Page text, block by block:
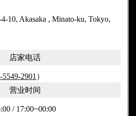
10, Akasaka , Minato-ku, Tokyo,
店家电话
2901 ）
营业时间
/ 17:00~00:00